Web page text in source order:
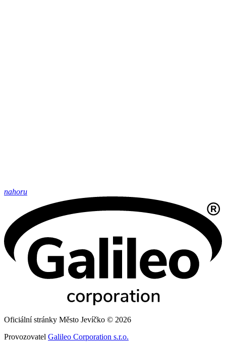
nahoru
Oficiální stránky Město Jevíčko © 2026
Provozovatel Galileo Corporation s.r.o.